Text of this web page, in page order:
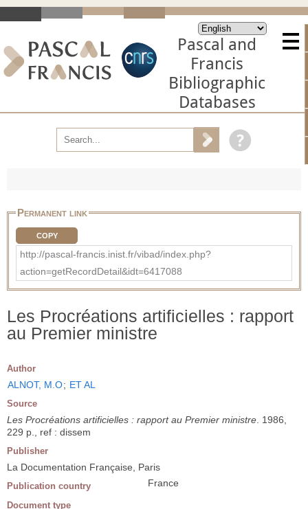
Pascal and
Francis
Bibliographic
Databases
Permanent link
COPY
http://pascal-francis.inist.fr/vibad/index.php?
action=getRecordDetail&idt=6417088
Les Procréations artificielles : rapport
au Premier ministre
Author
ALNOT, M.O; ET AL
Source
Les Procréations artificielles : rapport au Premier ministre . 1986,
229 p., ref : dissem
Publisher
La Documentation Française, Paris
Publication country France
Document type